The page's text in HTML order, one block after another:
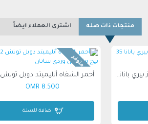
منتجات ذات صله اشترى العملاء ايضاً
بودرة تثبيت المكياج من روز بيري بانانا 35 جم
غير متوفر
8.500 OMR
اضافة للسلة